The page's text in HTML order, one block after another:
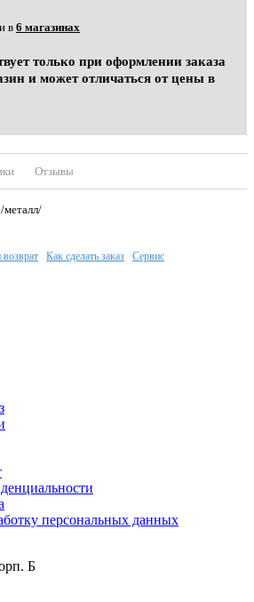
в6 магазинах
только при оформлении заказа
и может отличаться от цены в
Отзывы
металл/
возврат Как сделать заказ Сервис
персональных данных
Б